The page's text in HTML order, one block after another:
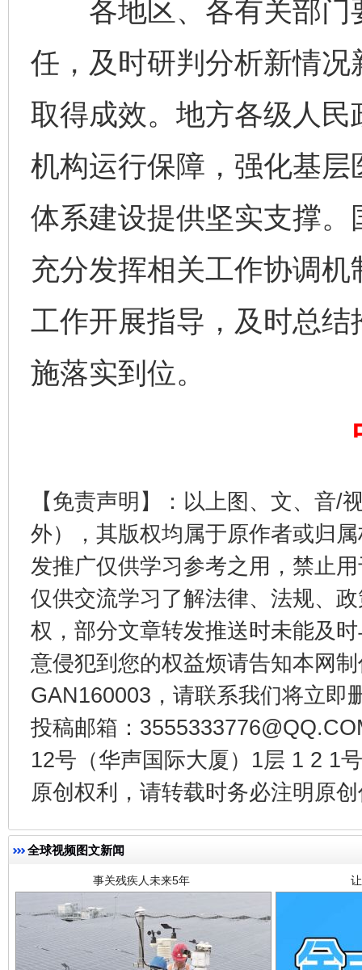
各地区、各有关部门
任，及时研判分析新情
取得成效。地方各级人
机构运行保障，强化基
体系建设提供坚实支撑
充分发挥相关工作协调
工作开展指导，及时总
施落实到位。
【免责声明】：以上图、文、音/
外），其版权均属于原作者或归
发推广仅供学习参考之用，禁止
仅供交流学习了解法律、法规、
权，部分文章转发推送时未能及
意侵犯到您的权益烦请告知本网
GAN160003，请联系我们将立即
投稿邮箱：
12号（华声国际大厦）1层 1 2 1
原创权利，请转载时务必注明原
全球视频图文新闻
从幼儿园到大学，有这些资助 “
事关残疾人未来5年